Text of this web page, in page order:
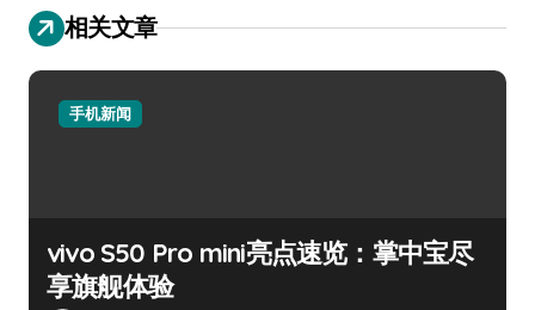
相关文章
手机新闻
vivo S50 Pro mini亮点速览：掌中宝尽
享旗舰体验